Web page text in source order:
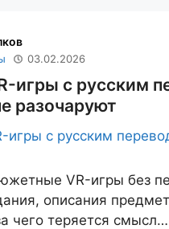
03.02.2026
игры с русским
разочаруют
VR-игры без
описания
чего теряется смысл…